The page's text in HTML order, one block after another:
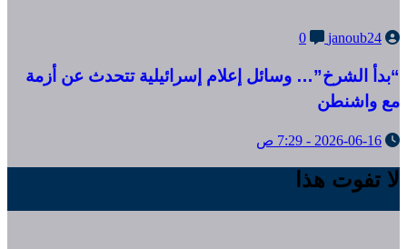
janoub24
0
“بدأ الشرخ”… وسائل إعلام إسرائيلية تتحدث عن أزمة
مع واشنطن
2026-06-16 - 7:29 ص
لا تفوت هذا